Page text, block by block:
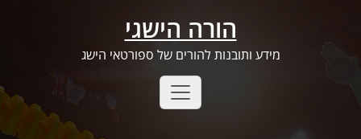
content
הורה הישגי
מידע ותובנות להורים של ספורטאי הישג